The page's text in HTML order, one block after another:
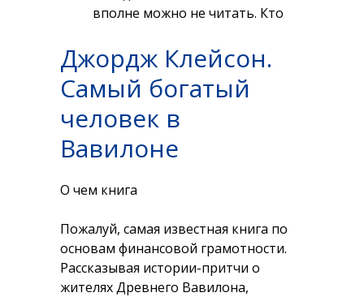
вполне можно не читать. Кто
вам вновь позднее — и тогда
притча о черепахе изменит и
вашу жизнь.
Джордж Клейсон.
Самый богатый
человек в
Вавилоне
О чем книга
Пожалуй, самая известная книга по
основам финансовой грамотности.
Рассказывая истории-притчи о
жителях Древнего Вавилона,